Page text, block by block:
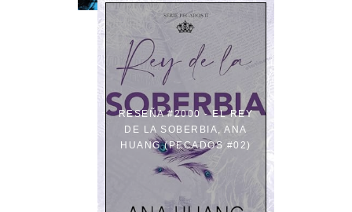
RESEÑA #2000 - EL REY
DE LA SOBERBIA, ANA
HUANG (PECADOS #02)